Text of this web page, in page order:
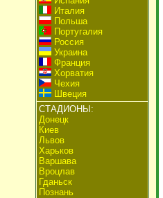
Италия
Польша
Португалия
Россия
Украина
Франция
Хорватия
Чехия
Швеция
СТАДИОНЫ:
Донецк
Киев
Львов
Харьков
Варшава
Вроцлав
Гданьск
Познань